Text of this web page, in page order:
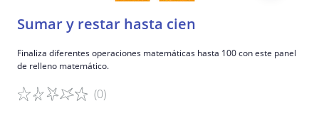
Sumar y restar hasta cien
Finaliza diferentes operaciones matemáticas hasta 100 con este panel
de relleno matemático.
(0)